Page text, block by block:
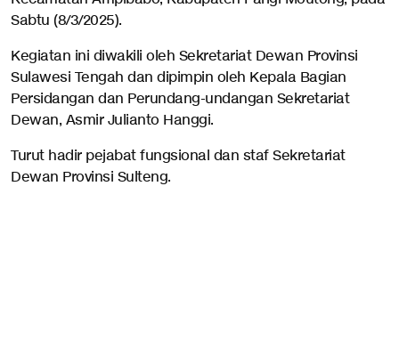
Sabtu (8/3/2025).
Kegiatan ini diwakili oleh Sekretariat Dewan Provinsi
Sulawesi Tengah dan dipimpin oleh Kepala Bagian
Persidangan dan Perundang-undangan Sekretariat
Dewan, Asmir Julianto Hanggi.
Turut hadir pejabat fungsional dan staf Sekretariat
Dewan Provinsi Sulteng.